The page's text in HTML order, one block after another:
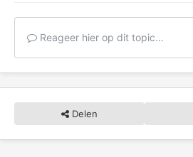
Reageer hier op dit topic...
Delen